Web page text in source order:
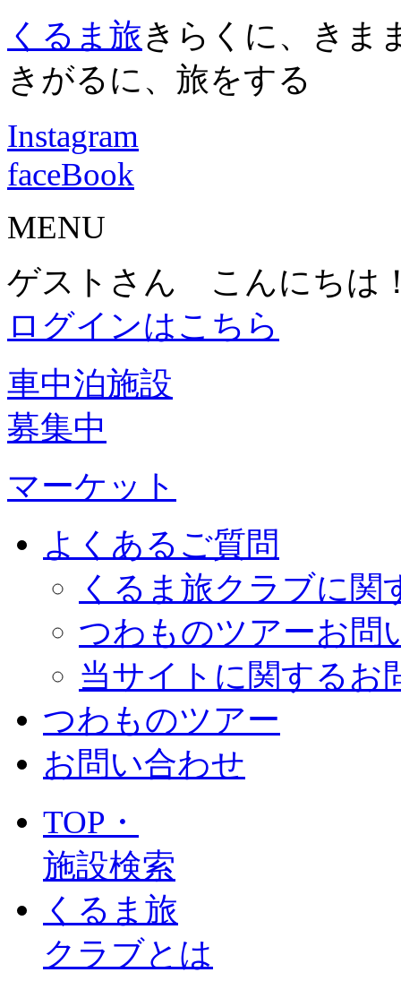
くるま旅きらくに、きま
きがるに、旅をする
Instagram
faceBook
MENU
ゲストさん こんにちは
ログインはこちら
車中泊施設
募集中
マーケット
よくあるご質問
くるま旅クラブに関
つわものツアーお問
当サイトに関するお
つわものツアー
お問い合わせ
TOP・
施設検索
くるま旅
クラブとは